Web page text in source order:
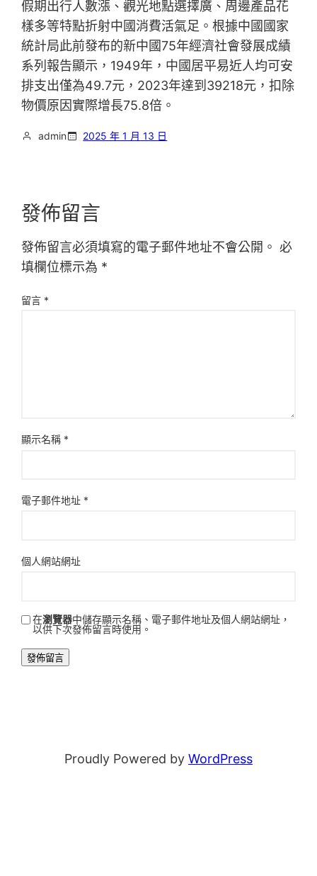
假期出行人數漲、觀光地點選擇廣、周邊產品花
樣多等特點折射中國消費活氣足。根據中國國家
統計局此前發布的新中國75年經濟社會發展成績
系列報告顯示，1949年，中國居平易近人均可安
排支出僅為49.7元，2023年達到39218元，扣除
物價原因實際增長75.8倍。
admin 2025 年 1 月 13 日
發佈留言
發佈留言必須填寫的電子郵件地址不會公開。 必
填欄位標示為 *
留言 *
顯示名稱 *
電子郵件地址 *
個人網站網址
在瀏覽器中儲存顯示名稱、電子郵件地址及個人網站網址，
以供下次發佈留言時使用。
Proudly Powered by WordPress